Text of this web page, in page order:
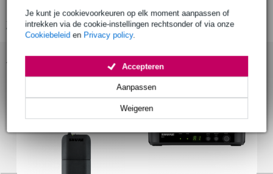
Je kunt je cookievoorkeuren op elk moment aanpassen of
intrekken via de cookie-instellingen rechtsonder of via onze
Cookiebeleid en Privacy policy.
Weigeren
Aanpassen
Accepteren
Bekijk alle productspecificaties
Accessoires (2)